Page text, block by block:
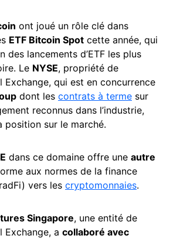
ont joué un rôle clé dans
ETF Bitcoin Spot cette année, qui
des lancements d’ETF les plus
Le NYSE, propriété de
Exchange, qui est en concurrence
dont les contrats à terme sur
reconnus dans l’industrie,
position sur le marché.
dans ce domaine offre une autre
aux normes de la finance
vers les cryptomonnaies.
Singapore, une entité de
Exchange, a collaboré avec